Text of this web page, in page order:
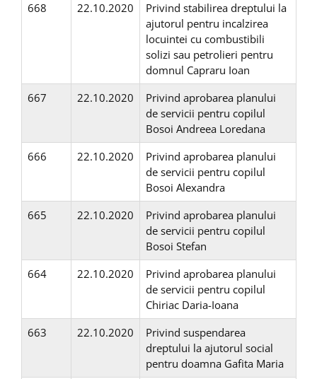
668
22.10.2020
Privind stabilirea dreptului la
ajutorul pentru incalzirea
locuintei cu combustibili
solizi sau petrolieri pentru
domnul Capraru Ioan
667
22.10.2020
Privind aprobarea planului
de servicii pentru copilul
Bosoi Andreea Loredana
666
22.10.2020
Privind aprobarea planului
de servicii pentru copilul
Bosoi Alexandra
665
22.10.2020
Privind aprobarea planului
de servicii pentru copilul
Bosoi Stefan
664
22.10.2020
Privind aprobarea planului
de servicii pentru copilul
Chiriac Daria-Ioana
663
22.10.2020
Privind suspendarea
dreptului la ajutorul social
pentru doamna Gafita Maria